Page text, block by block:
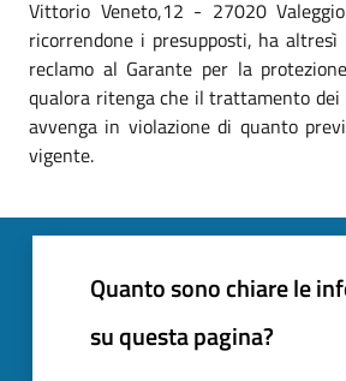
Vittorio Veneto,12 - 27020 Valeggio
ricorrendone i presupposti, ha
reclamo al Garante per la
qualora ritenga che il trattamento dei
avvenga in violazione di quanto
vigente.
Quanto sono chiare le
su questa pagina?